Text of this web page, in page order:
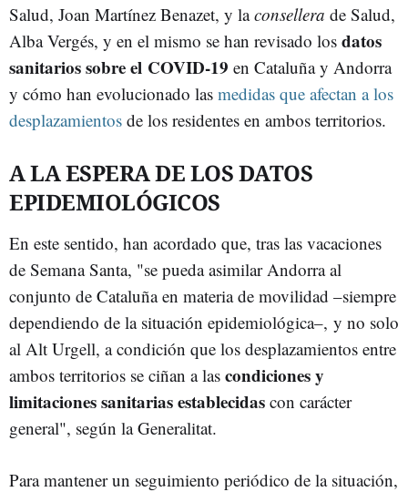
Salud, Joan Martínez Benazet, y laconsellera de Salud,
Alba Vergés, y en el mismo se han revisado los datos
sanitarios sobre el COVID-19 en Cataluña y Andorra
y cómo han evolucionado las medidas que afectan a los
desplazamientos de los residentes en ambos territorios.
A LA ESPERA DE LOS DATOS
EPIDEMIOLÓGICOS
En este sentido, han acordado que, tras las vacaciones
de Semana Santa, "se pueda asimilar Andorra al
conjunto de Cataluña en materia de movilidad –siempre
dependiendo de la situación epidemiológica–, y no solo
al Alt Urgell, a condición que los desplazamientos entre
ambos territorios se ciñan a las condiciones y
limitaciones sanitarias establecidas con carácter
general", según la Generalitat.
Para mantener un seguimiento periódico de la situación,